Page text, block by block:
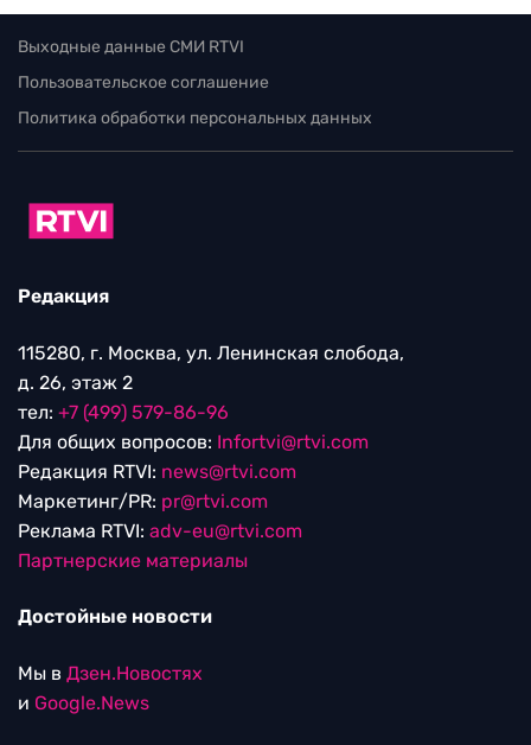
Выходные данные СМИ RTVI
Пользовательское соглашение
Политика обработки персональных данных
Редакция
115280, г. Москва, ул. Ленинская слобода,
д. 26, этаж 2
тел: +7 (499) 579-86-96
Для общих вопросов: Infortvi@rtvi.com
Редакция RTVI: news@rtvi.com
Маркетинг/PR: pr@rtvi.com
Реклама RTVI: adv-eu@rtvi.com
Партнерские материалы
Достойные новости
Мы в Дзен.Новостях
и Google.News